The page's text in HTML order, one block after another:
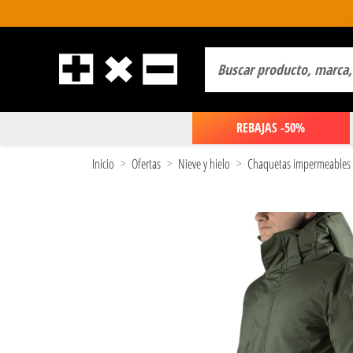
REBAJAS -50%
Inicio Ofertas Nieve y hielo Chaquetas impermeables